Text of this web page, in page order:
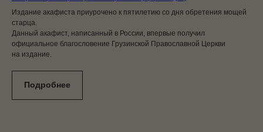
Издание акафиста приурочено к пятилетию со дня обретения мощей
старца.
Данный акафист, написанный в России, впервые получил
официальное благословение Грузинской Православной Церкви
на издание.
Подробнее